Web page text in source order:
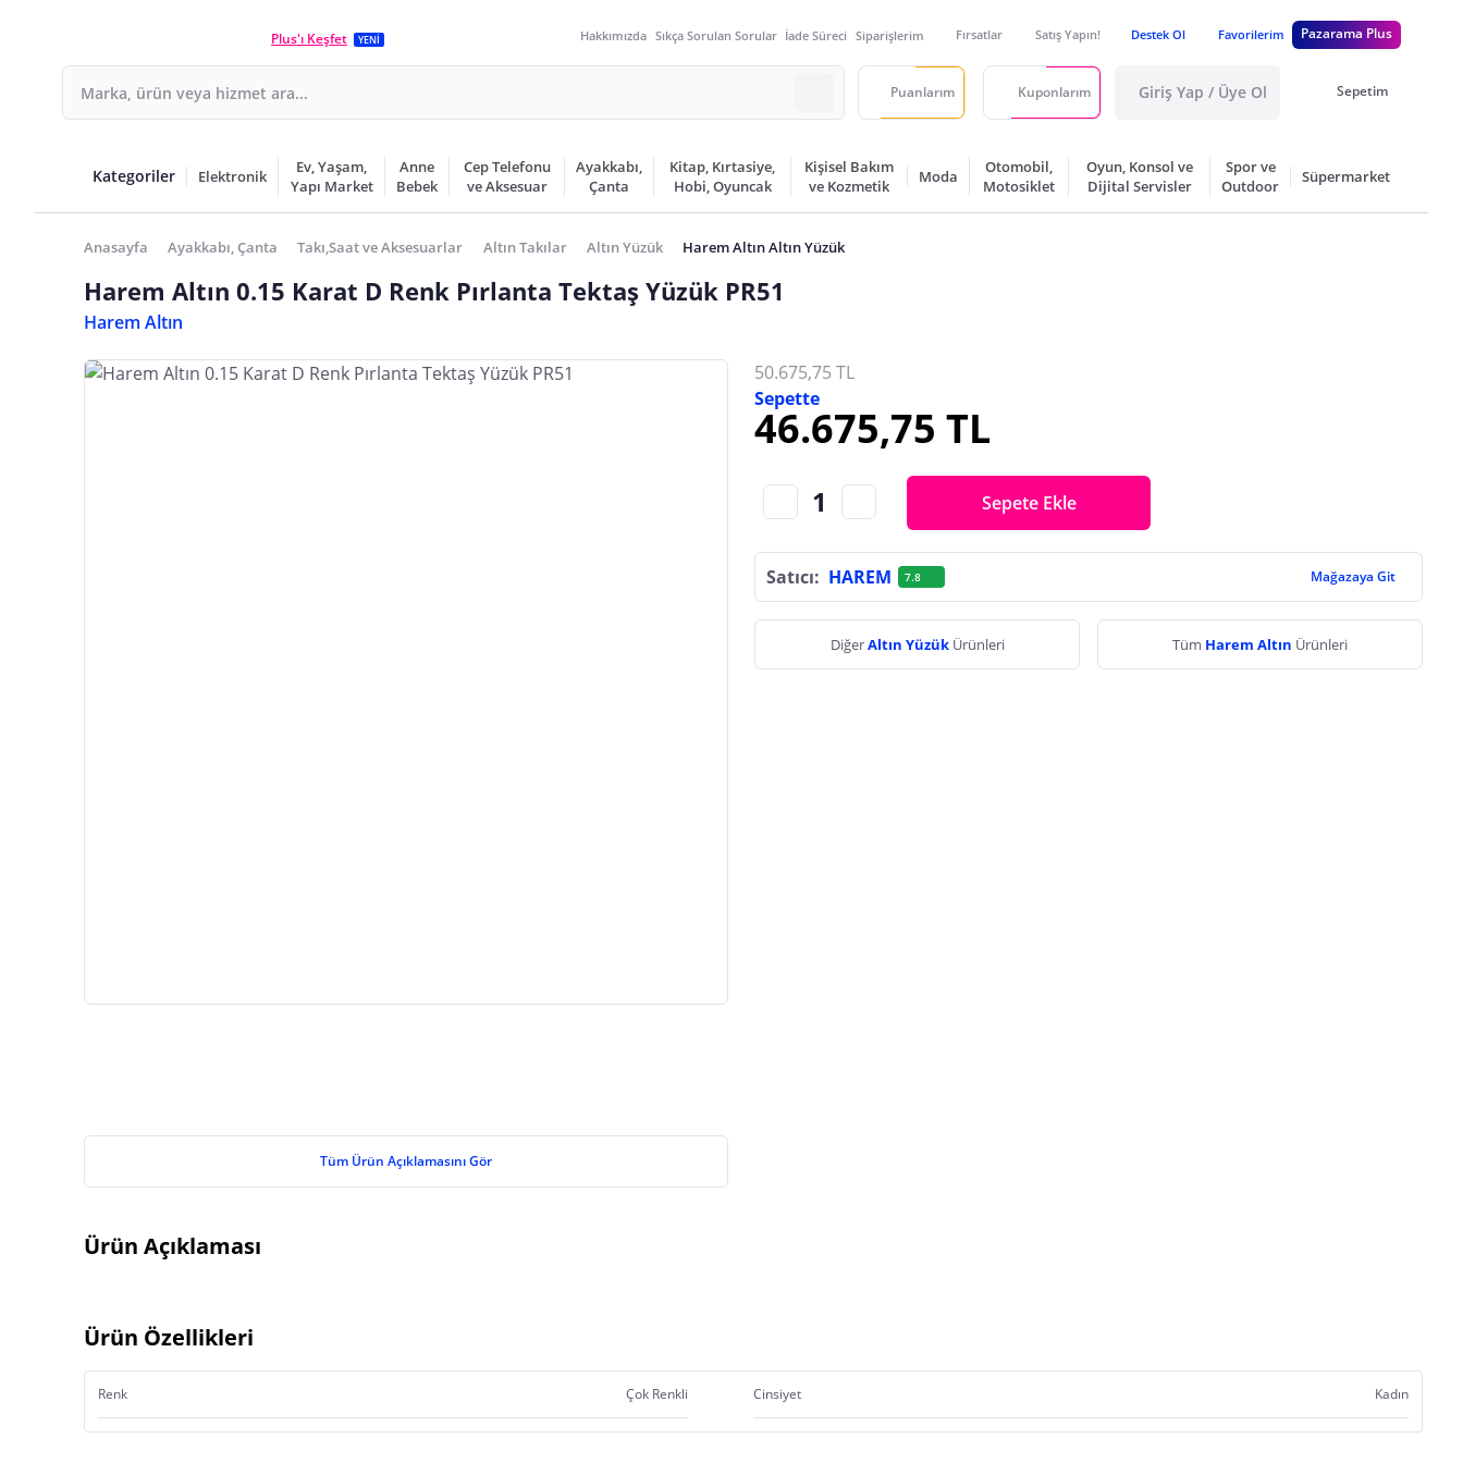
Plus'ı Keşfet YENİ Hakkımızda Sıkça Sorulan Sorular İade Süreci Siparişlerim Fırsatlar Satış Yapın! Destek Ol Favorilerim Pazarama Plus
Puanlarım Kuponlarım Giriş Yap / Üye Ol Sepetim
Kategoriler Elektronik
Ev, Yaşam,
Yapı Market
Anne
Bebek
Cep Telefonu
ve Aksesuar
Ayakkabı,
Çanta
Kitap, Kırtasiye,
Hobi, Oyuncak
Kişisel Bakım
ve Kozmetik
Moda
Otomobil,
Motosiklet
Oyun, Konsol ve
Dijital Servisler
Spor ve
Outdoor
Süpermarket
Anasayfa Ayakkabı, Çanta Takı,Saat ve Aksesuarlar Altın Takılar Altın Yüzük Harem Altın Altın Yüzük
Harem Altın 0.15 Karat D Renk Pırlanta Tektaş Yüzük PR51
Harem Altın
Tüm Ürün Açıklamasını Gör
50.675,75 TL
Sepette
46.675,75 TL
Sepete Ekle
Satıcı: HAREM 7.8 Mağazaya Git
DiğerAltın Yüzük Ürünleri Tüm Harem Altın Ürünleri
Ürün Açıklaması
Ürün Özellikleri
Renk Çok Renkli Cinsiyet Kadın